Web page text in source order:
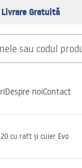
Livrare Gratuită
Despre noiContact
cu raft și cuier Evo